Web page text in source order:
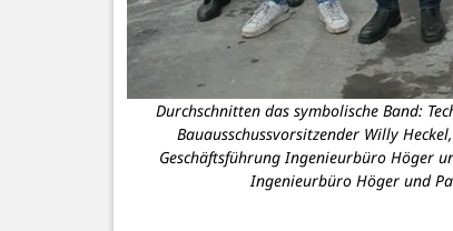
Durchschnitten das symbolische Band:
Bauausschussvorsitzender Willy
Geschäftsführung Ingenieurbüro Höger
Ingenieurbüro Höger und